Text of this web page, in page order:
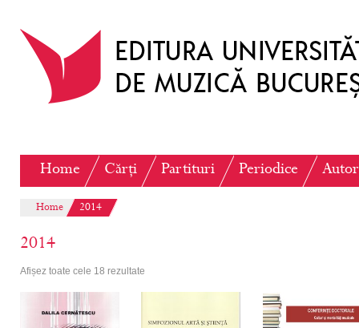
Home Cărți Partituri Periodice
Home 2014
2014
Afișez toate cele 18 rezultate